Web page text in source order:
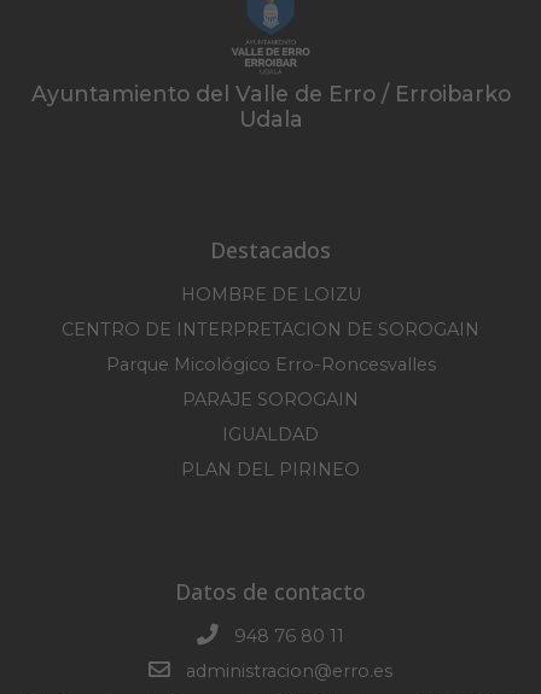
Ayuntamiento del Valle de Erro / Erroibarko
Udala
Destacados
HOMBRE DE LOIZU
CENTRO DE INTERPRETACION DE SOROGAIN
Parque Micológico Erro-Roncesvalles
PARAJE SOROGAIN
IGUALDAD
PLAN DEL PIRINEO
Datos de contacto
948 76 80 11
administracion@erro.es